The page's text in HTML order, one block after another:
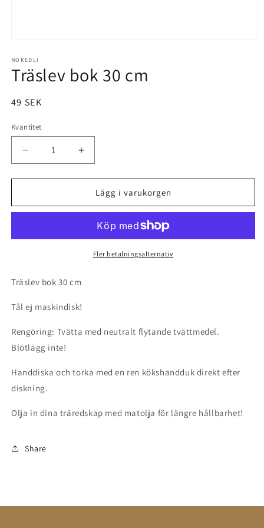
1
i
modalfönster
NOKEDLI
Träslev bok 30 cm
Ordinarie
49 SEK
Kvantitet
Minska
kvantitet
för
bok
Öka
kvantitet
för
Träslev
bok
Lägg i varukorgen
Fler betalningsalternativ
Träslev bok 30 cm
Tål ej maskindisk!
Rengöring: Tvätta med neutralt flytande tvättmedel.
Blötlägg inte!
Handdiska och torka med en ren kökshandduk direkt efter
diskning.
Olja in dina träredskap med matolja för längre hållbarhet!
Share